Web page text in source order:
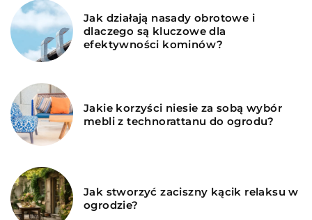
Jak działają nasady obrotowe i
dlaczego są kluczowe dla
efektywności kominów?
Jakie korzyści niesie za sobą wybór
mebli z technorattanu do ogrodu?
Jak stworzyć zaciszny kącik relaksu w
ogrodzie?